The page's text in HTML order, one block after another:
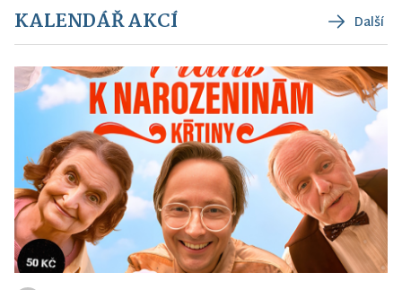
KALENDÁŘ AKCÍ Další